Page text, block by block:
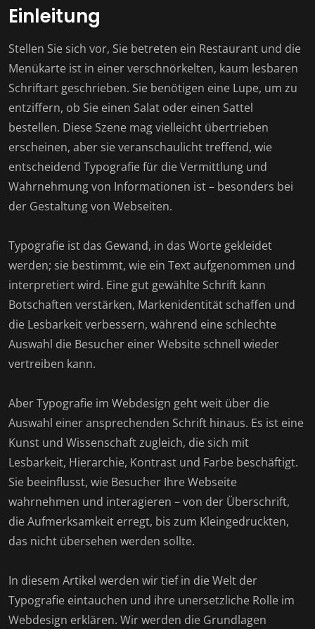
Einleitung
Stellen Sie sich vor, Sie betreten ein Restaurant und die
Menükarte ist in einer verschnörkelten, kaum lesbaren
Schriftart geschrieben. Sie benötigen eine Lupe, um zu
entziffern, ob Sie einen Salat oder einen Sattel
bestellen. Diese Szene mag vielleicht übertrieben
erscheinen, aber sie veranschaulicht treffend, wie
entscheidend Typografie für die Vermittlung und
Wahrnehmung von Informationen ist – besonders bei
der Gestaltung von Webseiten.
Typografie ist das Gewand, in das Worte gekleidet
werden; sie bestimmt, wie ein Text aufgenommen und
interpretiert wird. Eine gut gewählte Schrift kann
Botschaften verstärken, Markenidentität schaffen und
die Lesbarkeit verbessern, während eine schlechte
Auswahl die Besucher einer Website schnell wieder
vertreiben kann.
Aber Typografie im Webdesign geht weit über die
Auswahl einer ansprechenden Schrift hinaus. Es ist eine
Kunst und Wissenschaft zugleich, die sich mit
Lesbarkeit, Hierarchie, Kontrast und Farbe beschäftigt.
Sie beeinflusst, wie Besucher Ihre Webseite
wahrnehmen und interagieren – von der Überschrift,
die Aufmerksamkeit erregt, bis zum Kleingedruckten,
das nicht übersehen werden sollte.
In diesem Artikel werden wir tief in die Welt der
Typografie eintauchen und ihre unersetzliche Rolle im
Webdesign erklären. Wir werden die Grundlagen